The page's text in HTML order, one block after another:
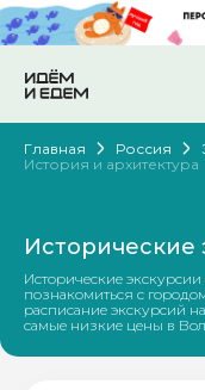
Главная Россия
История и архитектура
Исторические
Исторические
познакомиться с
расписание экскурсий
самые низкие цены в